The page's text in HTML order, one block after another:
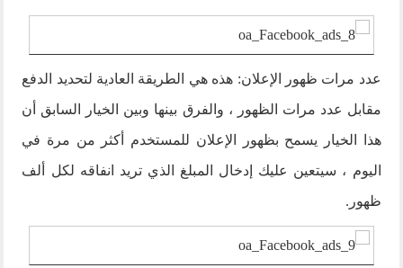
عدد مرات ظهور الإعلان: هذه هي الطريقة العادية لتحديد الدفع
مقابل عدد مرات الظهور ، والفرق بينها وبين الخيار السابق أن
هذا الخيار يسمح بظهور الإعلان للمستخدم أكثر من مرة في
اليوم ، سيتعين عليك إدخال المبلغ الذي تريد انفاقه لكل ألف
ظهور.